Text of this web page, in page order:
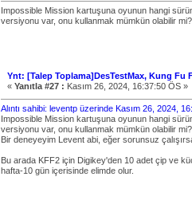
Impossible Mission kartuşuna oyunun hangi
versiyonu var, onu kullanmak mümkün olabilir mi?
Ynt: [Talep Toplama]DesTestMax, Kung Fu
« Yanıtla #27 : Kasım 26, 2024, 16:37:50 ÖS »
Alıntı sahibi: leventp üzerinde Kasım 26, 2024,
Impossible Mission kartuşuna oyunun hangi
versiyonu var, onu kullanmak mümkün olabilir mi?
Bir deneyeyim Levent abi, eğer sorunsuz
Bu arada KFF2 için Digikey'den 10 adet çip ve
hafta-10 gün içerisinde elimde olur.